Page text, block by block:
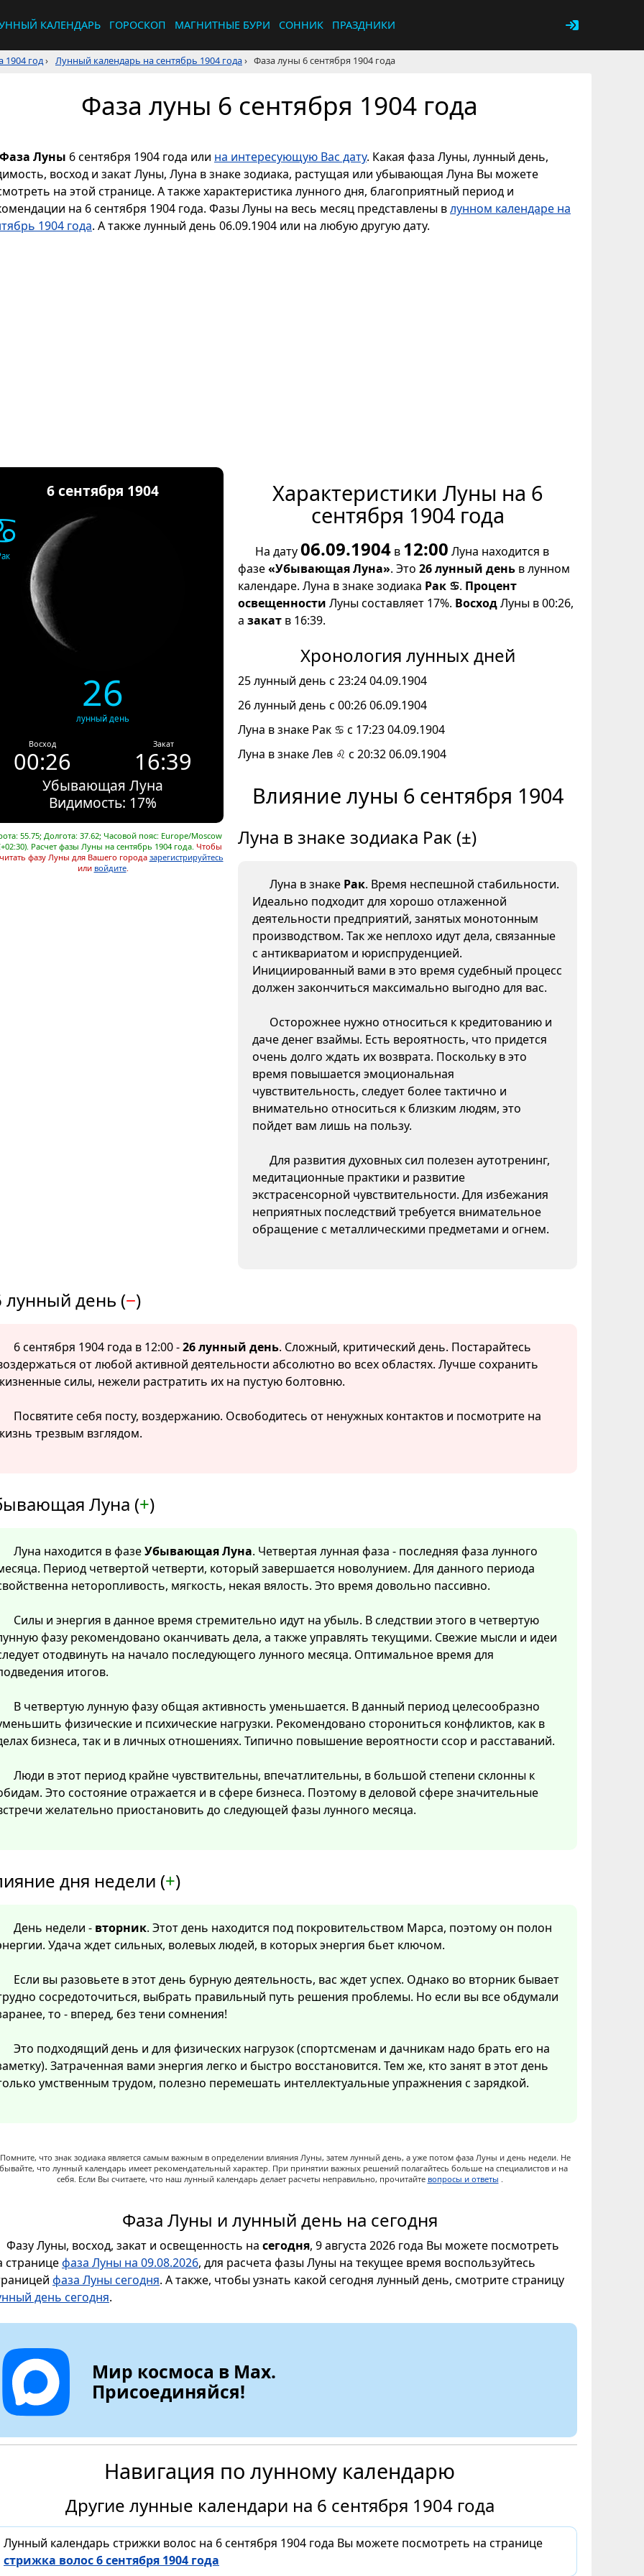
КАЛЕНДАРЬ ГОРОСКОП МАГНИТНЫЕ БУРИ СОННИК ПРАЗДНИКИ
1904 год› Лунный календарь на сентябрь 1904 года› Фаза луны 6 сентября 1904 года
Фаза луны 6 сентября 1904 года
Фаза Луны 6 сентября 1904 года или на интересующую Вас дату. Какая фаза Луны, лунный день,
восход и закат Луны, Луна в знаке зодиака, растущая или убывающая Луна Вы можете
на этой странице. А также характеристика лунного дня, благоприятный период и
на 6 сентября 1904 года. Фазы Луны на весь месяц представлены влунном календаре на
1904 года. А также лунный день 06.09.1904 или на любую другую дату.
6 сентября 1904
26
лунный день
Восход
00:26
Закат
16:39
Убывающая Луна
Видимость: 17%
55.75; Долгота: 37.62; Часовой пояс: Europe/Moscow
Расчет фазы Луны на сентябрь 1904 года. Чтобы
фазу Луны для Вашего города зарегистрируйтесь
или войдите.
Характеристики Луны на 6
сентября 1904 года
На дату06.09.1904 в 12:00 Луна находится в
фазе«Убывающая Луна». Это 26 лунный день в лунном
календаре. Луна в знаке зодиака Рак ♋. Процент
освещенности Луны составляет 17%. ВосходЛуны в 00:26,
а закат в 16:39.
Хронология лунных дней
25 лунный день с 23:24 04.09.1904
26 лунный день с 00:26 06.09.1904
Луна в знаке Рак ♋ с 17:23 04.09.1904
Луна в знаке Лев ♌ с 20:32 06.09.1904
Влияние луны 6 сентября 1904
Луна в знаке зодиака Рак (±)
Луна в знаке Рак. Время неспешной стабильности.
Идеально подходит для хорошо отлаженной
деятельности предприятий, занятых монотонным
производством. Так же неплохо идут дела, связанные
с антиквариатом и юриспруденцией.
Инициированный вами в это время судебный процесс
должен закончиться максимально выгодно для вас.
Осторожнее нужно относиться к кредитованию и
даче денег взаймы. Есть вероятность, что придется
очень долго ждать их возврата. Поскольку в это
время повышается эмоциональная
чувствительность, следует более тактично и
внимательно относиться к близким людям, это
пойдет вам лишь на пользу.
Для развития духовных сил полезен аутотренинг,
медитационные практики и развитие
экстрасенсорной чувствительности. Для избежания
неприятных последствий требуется внимательное
обращение с металлическими предметами и огнем.
лунный день (−)
6 сентября 1904 года в 12:00 -26 лунный день. Сложный, критический день. Постарайтесь
от любой активной деятельности абсолютно во всех областях. Лучше сохранить
силы, нежели растратить их на пустую болтовню.
Посвятите себя посту, воздержанию. Освободитесь от ненужных контактов и посмотрите на
трезвым взглядом.
Луна (+)
Луна находится в фазеУбывающая Луна. Четвертая лунная фаза - последняя фаза лунного
Период четвертой четверти, который завершается новолунием. Для данного периода
неторопливость, мягкость, некая вялость. Это время довольно пассивно.
Силы и энергия в данное время стремительно идут на убыль. В следствии этого в четвертую
фазу рекомендовано оканчивать дела, а также управлять текущими. Свежие мысли и идеи
отодвинуть на начало последующего лунного месяца. Оптимальное время для
итогов.
В четвертую лунную фазу общая активность уменьшается. В данный период целесообразно
физические и психические нагрузки. Рекомендовано сторониться конфликтов, как в
бизнеса, так и в личных отношениях. Типично повышение вероятности ссор и расставаний.
Люди в этот период крайне чувствительны, впечатлительны, в большой степени склонны к
Это состояние отражается и в сфере бизнеса. Поэтому в деловой сфере значительные
желательно приостановить до следующей фазы лунного месяца.
дня недели (+)
День недели - вторник. Этот день находится под покровительством Марса, поэтому он полон
Удача ждет сильных, волевых людей, в которых энергия бьет ключом.
Если вы разовьете в этот день бурную деятельность, вас ждет успех. Однако во вторник бывает
сосредоточиться, выбрать правильный путь решения проблемы. Но если вы все обдумали
то - вперед, без тени сомнения!
Это подходящий день и для физических нагрузок (спортсменам и дачникам надо брать его на
Затраченная вами энергия легко и быстро восстановится. Тем же, кто занят в этот день
умственным трудом, полезно перемешать интеллектуальные упражнения с зарядкой.
Помните, что знак зодиака является самым важным в определении влияния Луны, затем лунный день, а уже потом фаза Луны и день недели. Не
что лунный календарь имеет рекомендательный характер. При принятии важных решений полагайтесь больше на специалистов и на
себя. Если Вы считаете, что наш лунный календарь делает расчеты неправильно, прочитайте вопросы и ответы .
Фаза Луны и лунный день на сегодня
Фазу Луны, восход, закат и освещенность на сегодня, 9 августа 2026 года Вы можете посмотреть
страницефаза Луны на 09.08.2026, для расчета фазы Луны на текущее время воспользуйтесь
фаза Луны сегодня. А также, чтобы узнать какой сегодня лунный день, смотрите страницу
день сегодня.
Мир космоса в Max.
Присоединяйся!
Навигация по лунному календарю
Другие лунные календари на 6 сентября 1904 года
Лунный календарь стрижки волос на 6 сентября 1904 года Вы можете посмотреть на странице
стрижка волос 6 сентября 1904 года